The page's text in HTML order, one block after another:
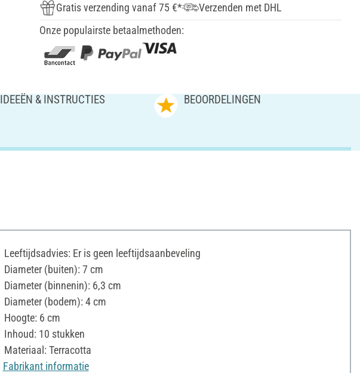
Gratis verzending vanaf 75 €*
Verzenden met DHL
Onze populairste betaalmethoden:
IDEEËN & INSTRUCTIES BEOORDELINGEN
Leeftijdsadvies: Er is geen leeftijdsaanbeveling
Diameter (buiten): 7 cm
Diameter (binnenin): 6,3 cm
Diameter (bodem): 4 cm
Hoogte: 6 cm
Inhoud: 10 stukken
Materiaal: Terracotta
Fabrikant informatie